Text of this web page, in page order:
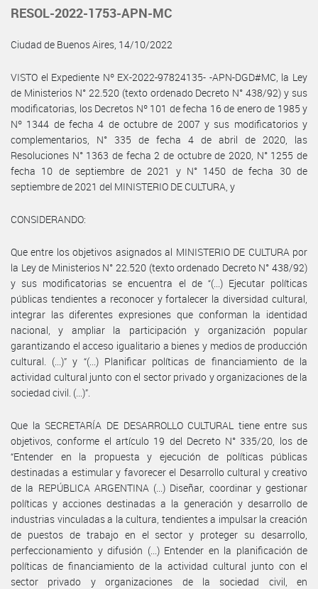
RESOL-2022-1753-APN-MC
Ciudad de Buenos Aires, 14/10/2022
VISTO el Expediente Nº EX-2022-97824135- -APN-DGD#MC, la Ley
de Ministerios N° 22.520 (texto ordenado Decreto N° 438/92) y sus
modificatorias, los Decretos Nº 101 de fecha 16 de enero de 1985 y
Nº 1344 de fecha 4 de octubre de 2007 y sus modificatorios y
complementarios, N° 335 de fecha 4 de abril de 2020, las
Resoluciones N° 1363 de fecha 2 de octubre de 2020, N° 1255 de
fecha 10 de septiembre de 2021 y N° 1450 de fecha 30 de
septiembre de 2021 del MINISTERIO DE CULTURA, y
CONSIDERANDO:
Que entre los objetivos asignados al MINISTERIO DE CULTURA por
la Ley de Ministerios N° 22.520 (texto ordenado Decreto N° 438/92)
y sus modificatorias se encuentra el de “(...) Ejecutar políticas
públicas tendientes a reconocer y fortalecer la diversidad cultural,
integrar las diferentes expresiones que conforman la identidad
nacional, y ampliar la participación y organización popular
garantizando el acceso igualitario a bienes y medios de producción
cultural. (...)” y “(...) Planificar políticas de financiamiento de la
actividad cultural junto con el sector privado y organizaciones de la
sociedad civil. (...)”.
Que la SECRETARÍA DE DESARROLLO CULTURAL tiene entre sus
objetivos, conforme el artículo 19 del Decreto N° 335/20, los de
“Entender en la propuesta y ejecución de políticas públicas
destinadas a estimular y favorecer el Desarrollo cultural y creativo
de la REPÚBLICA ARGENTINA (...) Diseñar, coordinar y gestionar
políticas y acciones destinadas a la generación y desarrollo de
industrias vinculadas a la cultura, tendientes a impulsar la creación
de puestos de trabajo en el sector y proteger su desarrollo,
perfeccionamiento y difusión (...) Entender en la planificación de
políticas de financiamiento de la actividad cultural junto con el
sector privado y organizaciones de la sociedad civil, en